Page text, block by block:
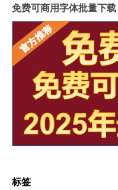
免费可商用字体批量下载
标签